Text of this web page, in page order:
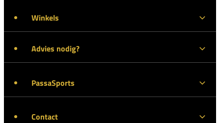
Winkels
Advies nodig?
PassaSports
Contact